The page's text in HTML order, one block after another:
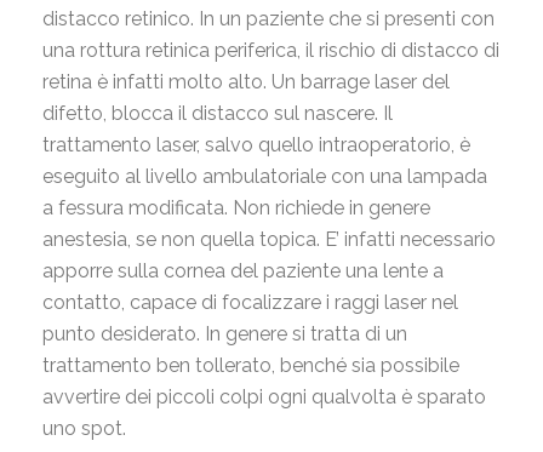
distacco retinico. In un paziente che si presenti con
una rottura retinica periferica, il rischio di distacco di
retina è infatti molto alto. Un barrage laser del
difetto, blocca il distacco sul nascere. Il
trattamento laser, salvo quello intraoperatorio, è
eseguito al livello ambulatoriale con una lampada
a fessura modificata. Non richiede in genere
anestesia, se non quella topica. E’ infatti necessario
apporre sulla cornea del paziente una lente a
contatto, capace di focalizzare i raggi laser nel
punto desiderato. In genere si tratta di un
trattamento ben tollerato, benché sia possibile
avvertire dei piccoli colpi ogni qualvolta è sparato
uno spot.